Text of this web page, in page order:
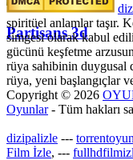
Partisans 3d
spiritüel anlamlar taşır.
simgesi olarak kabul
gücünü keşfetme
rüya sahibinin duygusal
rüya, yeni başlangıçlar
Copyright © 2026
Oyunlar- Tüm hakları
dizipalizle --- torrentoyun
Film İzle, ---